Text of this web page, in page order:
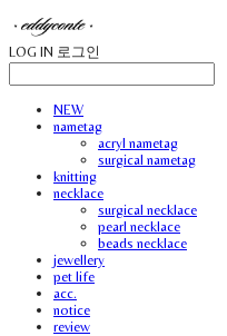
LOG IN 로그인
NEW
nametag
acryl nametag
surgical nametag
knitting
necklace
surgical necklace
pearl necklace
beads necklace
jewellery
pet life
acc.
notice
review